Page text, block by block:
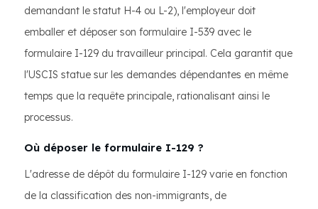
demandant le statut H-4 ou L-2), l'employeur doit
emballer et déposer son formulaire I-539 avec le
formulaire I-129 du travailleur principal. Cela garantit que
l'USCIS statue sur les demandes dépendantes en même
temps que la requête principale, rationalisant ainsi le
processus.
Où déposer le formulaire I-129 ?
L'adresse de dépôt du formulaire I-129 varie en fonction
de la classification des non-immigrants, de